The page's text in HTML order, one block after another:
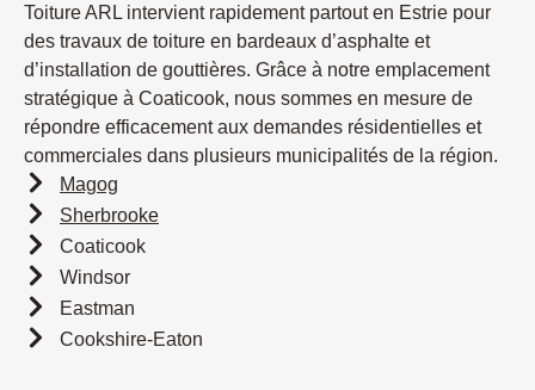
Toiture ARL intervient rapidement partout en Estrie pour
des travaux de toiture en bardeaux d’asphalte et
d’installation de gouttières. Grâce à notre emplacement
stratégique à Coaticook, nous sommes en mesure de
répondre efficacement aux demandes résidentielles et
commerciales dans plusieurs municipalités de la région.
Magog
Sherbrooke
Coaticook
Windsor
Eastman
Cookshire-Eaton